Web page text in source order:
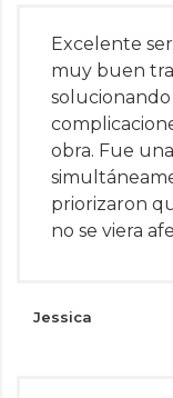
Excelente
muy buen
obra. Fue
priorizaron
no se viera
Jessica